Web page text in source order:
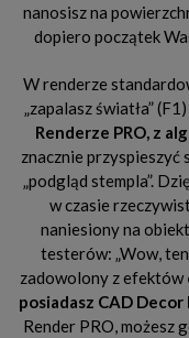
nanosisz na
dopiero początek
W renderze
„zapalasz światła”
Renderze PRO, z
znacznie przyspieszyć
„podgląd stempla”.
w czasie
naniesiony na
testerów: „Wow,
zadowolony z efektów
posiadasz CAD Decor
Render PRO, możesz